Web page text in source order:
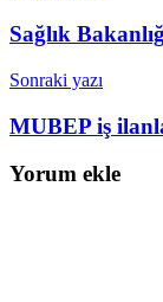
Sağlık
Sonraki yazı
MUBEP iş
Yorum ekle